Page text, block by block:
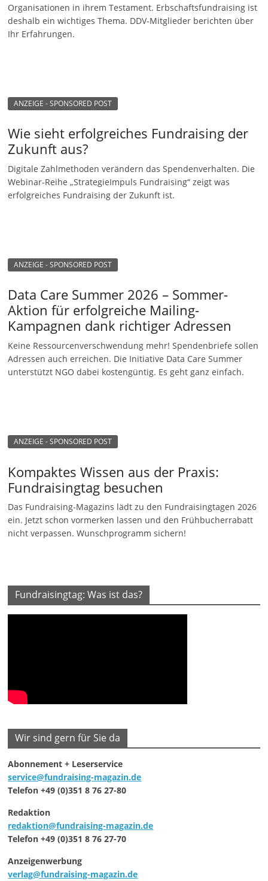
Organisationen in ihrem Testament. Erbschaftsfundraising ist
deshalb ein wichtiges Thema. DDV-Mitglieder berichten über
Ihr Erfahrungen.
ANZEIGE - SPONSORED POST
Wie sieht erfolgreiches Fundraising der
Zukunft aus?
Digitale Zahlmethoden verändern das Spendenverhalten. Die
Webinar-Reihe „StrategieImpuls Fundraising“ zeigt was
erfolgreiches Fundraising der Zukunft ist.
ANZEIGE - SPONSORED POST
Data Care Summer 2026 – Sommer-
Aktion für erfolgreiche Mailing-
Kampagnen dank richtiger Adressen
Keine Ressourcenverschwendung mehr! Spendenbriefe sollen
Adressen auch erreichen. Die Initiative Data Care Summer
unterstützt NGO dabei kostengüntig. Es geht ganz einfach.
ANZEIGE - SPONSORED POST
Kompaktes Wissen aus der Praxis:
Fundraisingtag besuchen
Das Fundraising-Magazins lädt zu den Fundraisingtagen 2026
ein. Jetzt schon vormerken lassen und den Frühbucherrabatt
nicht verpassen. Wunschprogramm sichern!
Fundraisingtag: Was ist das?
Wir sind gern für Sie da
Abonnement + Leserservice
service@fundraising-magazin.de
Telefon +49 (0)351 8 76 27-80
Redaktion
redaktion@fundraising-magazin.de
Telefon +49 (0)351 8 76 27-70
Anzeigenwerbung
verlag@fundraising-magazin.de